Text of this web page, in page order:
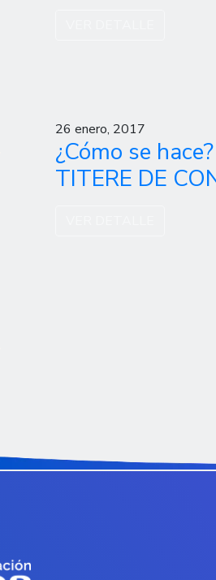
26 enero, 2017
¿Cómo se
TITERE DE